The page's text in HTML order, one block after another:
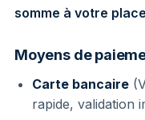
somme à votre
Moyens de
Carte bancaire
rapide, validation